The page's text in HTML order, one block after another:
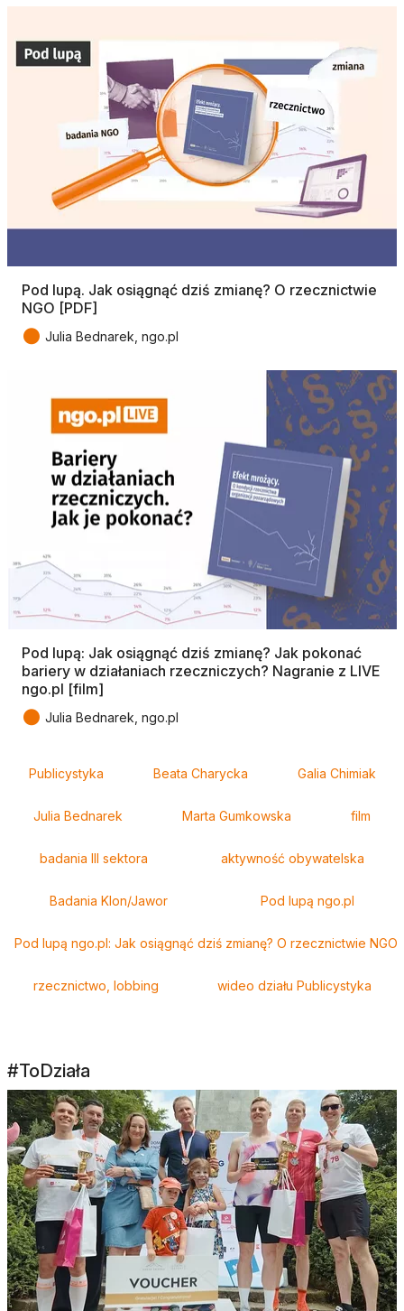
Pod lupą. Jak osiągnąć dziś zmianę? O rzecznictwie
NGO [PDF]
● Julia Bednarek, ngo.pl
Pod lupą: Jak osiągnąć dziś zmianę? Jak pokonać
bariery w działaniach rzeczniczych? Nagranie z LIVE
ngo.pl [film]
● Julia Bednarek, ngo.pl
Publicystyka Beata Charycka Galia Chimiak
Julia Bednarek Marta Gumkowska film
badania III sektora aktywność obywatelska
Badania Klon/Jawor Pod lupą ngo.pl
Pod lupą ngo.pl: Jak osiągnąć dziś zmianę? O rzecznictwie NGO
rzecznictwo, lobbing wideo działu Publicystyka
#ToDziała